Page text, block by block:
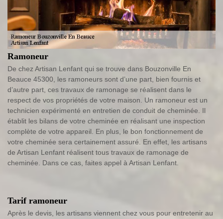
Ramoneur
De chez Artisan Lenfant qui se trouve dans Bouzonville En
Beauce 45300, les ramoneurs sont d’une part, bien fournis et
d’autre part, ces travaux de ramonage se réalisent dans le
respect de vos propriétés de votre maison. Un ramoneur est un
technicien expérimenté en entretien de conduit de cheminée. Il
établit les bilans de votre cheminée en réalisant une inspection
complète de votre appareil. En plus, le bon fonctionnement de
votre cheminée sera certainement assuré. En effet, les artisans
de Artisan Lenfant réalisent tous travaux de ramonage de
cheminée. Dans ce cas, faites appel à Artisan Lenfant.
Tarif ramoneur
Après le devis, les artisans viennent chez vous pour entretenir au